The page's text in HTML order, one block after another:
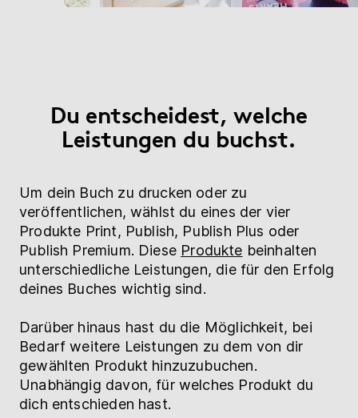
Du entscheidest, welche
Leistungen du buchst.
Um dein Buch zu drucken oder zu
veröffentlichen, wählst du eines der vier
Produkte Print, Publish, Publish Plus oder
Publish Premium. Diese Produkte beinhalten
unterschiedliche Leistungen, die für den Erfolg
deines Buches wichtig sind.
Darüber hinaus hast du die Möglichkeit, bei
Bedarf weitere Leistungen zu dem von dir
gewählten Produkt hinzuzubuchen.
Unabhängig davon, für welches Produkt du
dich entschieden hast.